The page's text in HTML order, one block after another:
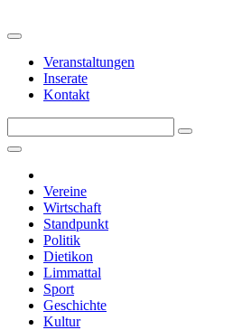
Veranstaltungen
Inserate
Kontakt
Vereine
Wirtschaft
Standpunkt
Politik
Dietikon
Limmattal
Sport
Geschichte
Kultur